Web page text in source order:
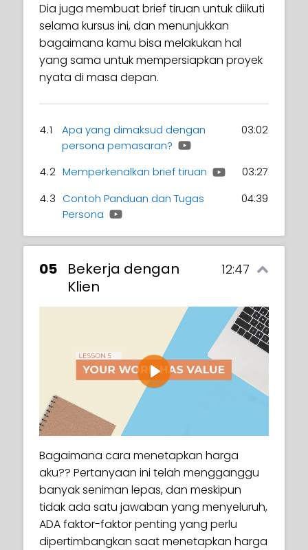
Dia juga membuat brief tiruan untuk diikuti
selama kursus ini, dan menunjukkan
bagaimana kamu bisa melakukan hal
yang sama untuk mempersiapkan proyek
nyata di masa depan.
4.1
Apa yang dimaksud dengan
persona pemasaran?
03:02
4.2 Memperkenalkan brief tiruan
03:27
4.3 Contoh Panduan dan Tugas
Persona
04:39
05
Bekerja dengan
Klien
12:47
Play
Bagaimana cara menetapkan harga
aku?? Pertanyaan ini telah mengganggu
banyak seniman lepas, dan meskipun
tidak ada satu jawaban yang menyeluruh,
ADA faktor-faktor penting yang perlu
dipertimbangkan saat menetapkan harga